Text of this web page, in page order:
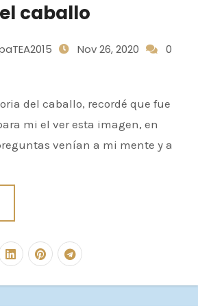
caballo
Nov 26, 2020
0
mi el ver esta imagen, en
venían a mi mente y a